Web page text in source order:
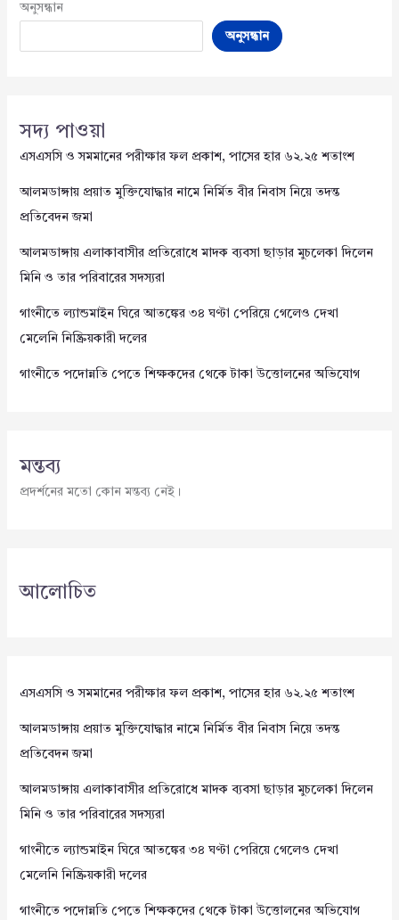
অনুসন্ধান
অনুসন্ধান
সদ্য পাওয়া
এসএসসি ও সমমানের পরীক্ষার ফল প্রকাশ, পাসের হার ৬২.২৫ শতাংশ
আলমডাঙ্গায় প্রয়াত মুক্তিযোদ্ধার নামে নির্মিত বীর নিবাস নিয়ে তদন্ত
প্রতিবেদন জমা
আলমডাঙ্গায় এলাকাবাসীর প্রতিরোধে মাদক ব্যবসা ছাড়ার মুচলেকা দিলেন
মিনি ও তার পরিবারের সদস্যরা
গাংনীতে ল্যান্ডমাইন ঘিরে আতঙ্কের ৩৪ ঘণ্টা পেরিয়ে গেলেও দেখা
মেলেনি নিষ্ক্রিয়কারী দলের
গাংনীতে পদোন্নতি পেতে শিক্ষকদের থেকে টাকা উত্তোলনের অভিযোগ
মন্তব্য
প্রদর্শনের মতো কোন মন্তব্য নেই।
আলোচিত
এসএসসি ও সমমানের পরীক্ষার ফল প্রকাশ, পাসের হার ৬২.২৫ শতাংশ
আলমডাঙ্গায় প্রয়াত মুক্তিযোদ্ধার নামে নির্মিত বীর নিবাস নিয়ে তদন্ত
প্রতিবেদন জমা
আলমডাঙ্গায় এলাকাবাসীর প্রতিরোধে মাদক ব্যবসা ছাড়ার মুচলেকা দিলেন
মিনি ও তার পরিবারের সদস্যরা
গাংনীতে ল্যান্ডমাইন ঘিরে আতঙ্কের ৩৪ ঘণ্টা পেরিয়ে গেলেও দেখা
মেলেনি নিষ্ক্রিয়কারী দলের
গাংনীতে পদোন্নতি পেতে শিক্ষকদের থেকে টাকা উত্তোলনের অভিযোগ